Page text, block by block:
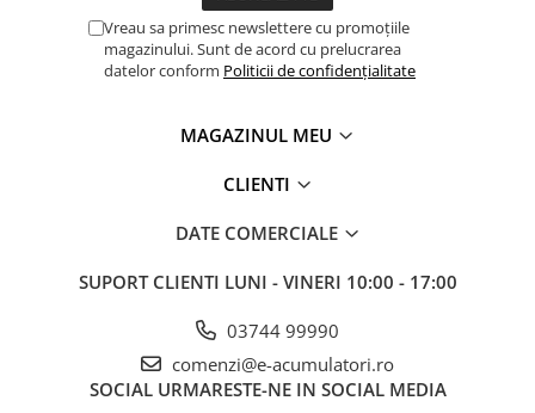
Intrerupatoare si prize
Lumina (Becuri si Lanterne)
cabluri USB, prelungitoare USB
Cablu de date si Adaptoare
Solutii solare portabile
Lichidare de stoc
Vreau sa primesc newslettere cu promoțiile
magazinului. Sunt de acord cu prelucrarea
datelor conform Politicii de confidențialitate
MAGAZINUL MEU
CLIENTI
DATE COMERCIALE
SUPORT CLIENTI LUNI - VINERI 10:00 - 17:00
03744 99990
comenzi@e-acumulatori.ro
SOCIAL URMARESTE-NE IN SOCIAL MEDIA